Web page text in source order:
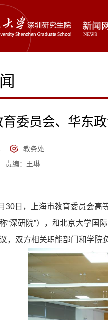
育委员会、华东
教务处
责编：王琳
30日，上海市教育委员会高
“深研院”），和北京大学国
，双方相关职能部门和学院